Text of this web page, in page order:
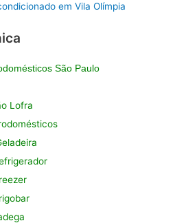
em Vila Olímpia
São Paulo
Lofra